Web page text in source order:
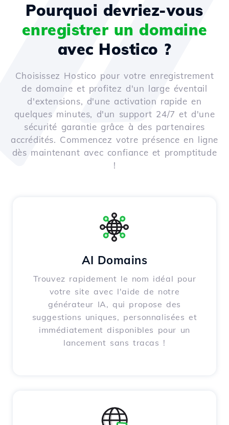
Pourquoi devriez-vous
enregistrer un domaine
avec Hostico ?
Choisissez Hostico pour votre enregistrement
de domaine et profitez d'un large éventail
d'extensions, d'une activation rapide en
quelques minutes, d'un support 24/7 et d'une
sécurité garantie grâce à des partenaires
accrédités. Commencez votre présence en ligne
dès maintenant avec confiance et promptitude
!
AI Domains
Trouvez rapidement le nom idéal pour
votre site avec l'aide de notre
générateur IA, qui propose des
suggestions uniques, personnalisées et
immédiatement disponibles pour un
lancement sans tracas !